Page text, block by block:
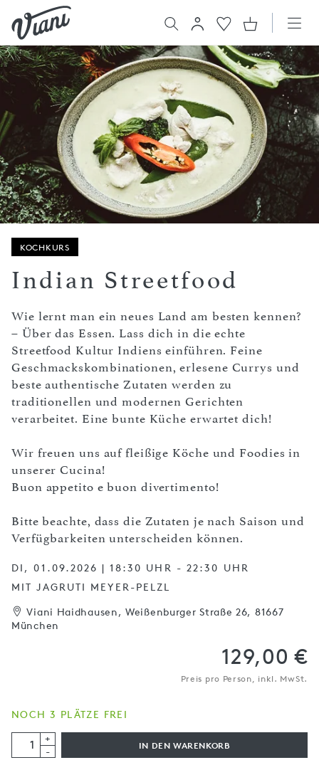
KOCHKURS
Indian Streetfood
Wie lernt man ein neues Land am besten kennen?
– Über das Essen. Lass dich in die echte
Streetfood Kultur Indiens einführen. Feine
Geschmackskombinationen, erlesene Currys und
beste authentische Zutaten werden zu
traditionellen und modernen Gerichten
verarbeitet. Eine bunte Küche erwartet dich!
Wir freuen uns auf fleißige Köche und Foodies in
unserer Cucina!
Buon appetito e buon divertimento!
Bitte beachte, dass die Zutaten je nach Saison und
Verfügbarkeiten unterscheiden können.
DI, 01.09.2026 | 18:30 UHR - 22:30 UHR
MIT JAGRUTI MEYER-PELZL
Viani Haidhausen, Weißenburger Straße 26, 81667
München
129,00 €
Preis pro Person, inkl. MwSt.
NOCH 3 PLÄTZE FREI
+
-
IN DEN WARENKORB